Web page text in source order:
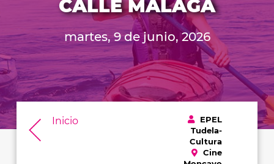
CALLE MÁLAGA
martes, 9 de junio, 2026
Inicio
EPEL
Tudela-
Cultura
Cine